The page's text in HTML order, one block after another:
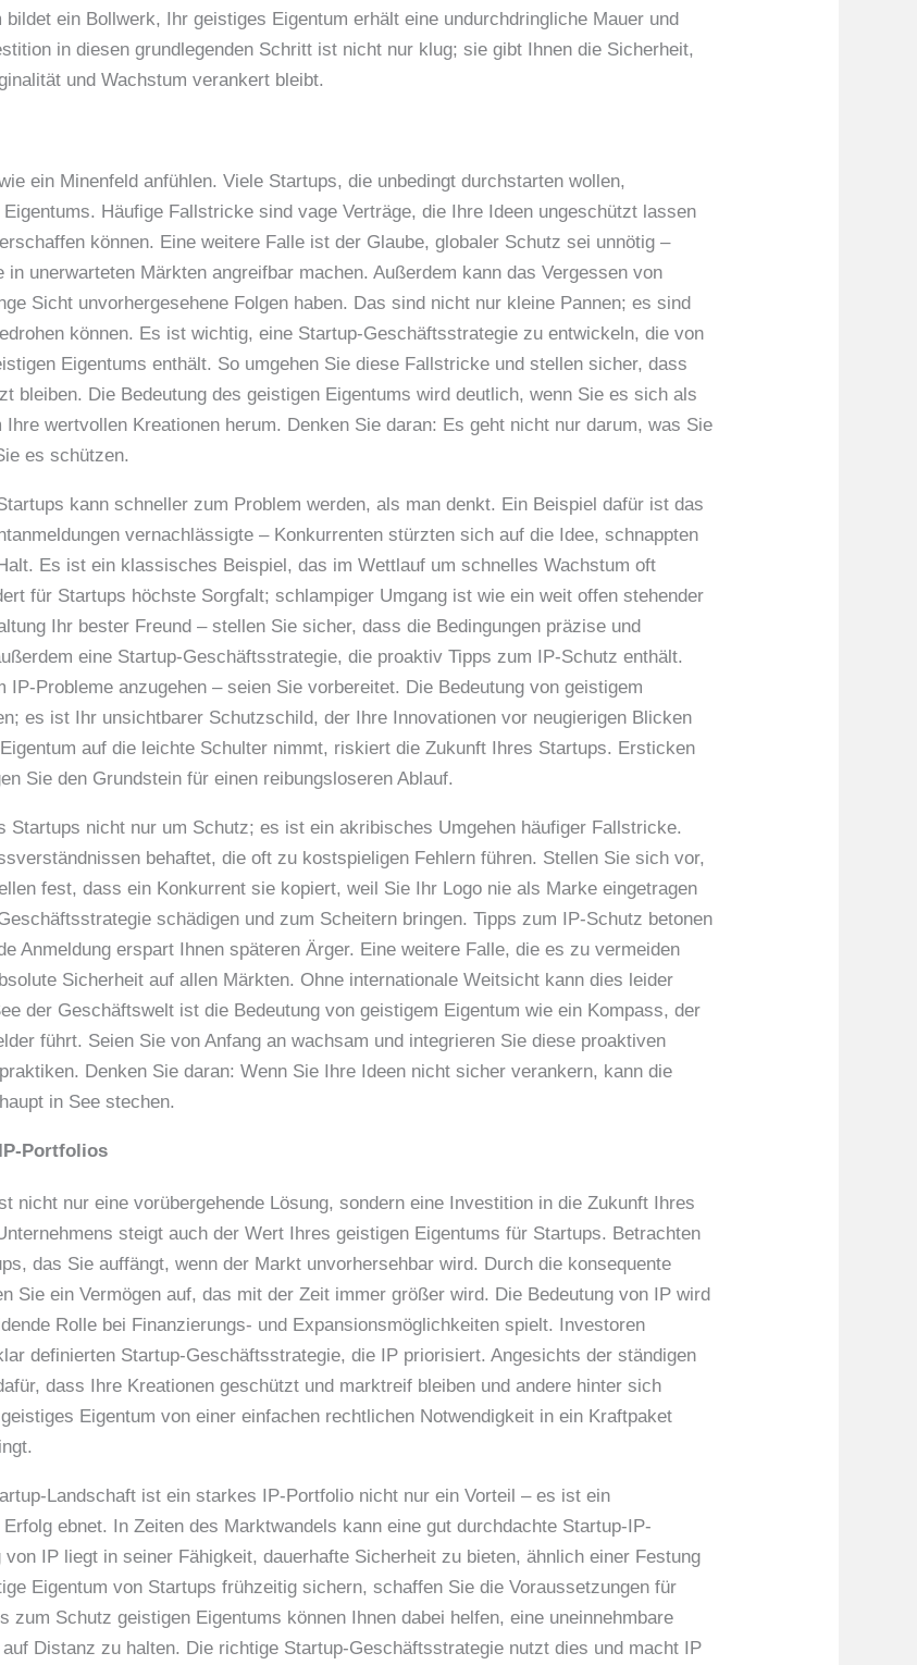
ein Bollwerk, Ihr geistiges Eigentum erhält eine undurchdringliche Mauer und
in diesen grundlegenden Schritt ist nicht nur klug; sie gibt Ihnen die Sicherheit,
und Wachstum verankert bleibt.
ein Minenfeld anfühlen. Viele Startups, die unbedingt durchstarten wollen,
Häufige Fallstricke sind vage Verträge, die Ihre Ideen ungeschützt lassen
können. Eine weitere Falle ist der Glaube, globaler Schutz sei unnötig –
unerwarteten Märkten angreifbar machen. Außerdem kann das Vergessen von
Sicht unvorhergesehene Folgen haben. Das sind nicht nur kleine Pannen; es sind
können. Es ist wichtig, eine Startup-Geschäftsstrategie zu entwickeln, die von
Eigentums enthält. So umgehen Sie diese Fallstricke und stellen sicher, dass
bleiben. Die Bedeutung des geistigen Eigentums wird deutlich, wenn Sie es sich als
wertvollen Kreationen herum. Denken Sie daran: Es geht nicht nur darum, was Sie
es schützen.
kann schneller zum Problem werden, als man denkt. Ein Beispiel dafür ist das
vernachlässigte – Konkurrenten stürzten sich auf die Idee, schnappten
Es ist ein klassisches Beispiel, das im Wettlauf um schnelles Wachstum oft
für Startups höchste Sorgfalt; schlampiger Umgang ist wie ein weit offen stehender
Ihr bester Freund – stellen Sie sicher, dass die Bedingungen präzise und
eine Startup-Geschäftsstrategie, die proaktiv Tipps zum IP-Schutz enthält.
Probleme anzugehen – seien Sie vorbereitet. Die Bedeutung von geistigem
es ist Ihr unsichtbarer Schutzschild, der Ihre Innovationen vor neugierigen Blicken
auf die leichte Schulter nimmt, riskiert die Zukunft Ihres Startups. Ersticken
Sie den Grundstein für einen reibungsloseren Ablauf.
Startups nicht nur um Schutz; es ist ein akribisches Umgehen häufiger Fallstricke.
behaftet, die oft zu kostspieligen Fehlern führen. Stellen Sie sich vor,
fest, dass ein Konkurrent sie kopiert, weil Sie Ihr Logo nie als Marke eingetragen
schädigen und zum Scheitern bringen. Tipps zum IP-Schutz betonen
Anmeldung erspart Ihnen späteren Ärger. Eine weitere Falle, die es zu vermeiden
Sicherheit auf allen Märkten. Ohne internationale Weitsicht kann dies leider
der Geschäftswelt ist die Bedeutung von geistigem Eigentum wie ein Kompass, der
führt. Seien Sie von Anfang an wachsam und integrieren Sie diese proaktiven
Denken Sie daran: Wenn Sie Ihre Ideen nicht sicher verankern, kann die
in See stechen.
Portfolios
nicht nur eine vorübergehende Lösung, sondern eine Investition in die Zukunft Ihres
steigt auch der Wert Ihres geistigen Eigentums für Startups. Betrachten
das Sie auffängt, wenn der Markt unvorhersehbar wird. Durch die konsequente
Sie ein Vermögen auf, das mit der Zeit immer größer wird. Die Bedeutung von IP wird
Rolle bei Finanzierungs- und Expansionsmöglichkeiten spielt. Investoren
definierten Startup-Geschäftsstrategie, die IP priorisiert. Angesichts der ständigen
dass Ihre Kreationen geschützt und marktreif bleiben und andere hinter sich
Eigentum von einer einfachen rechtlichen Notwendigkeit in ein Kraftpaket
Landschaft ist ein starkes IP-Portfolio nicht nur ein Vorteil – es ist ein
ebnet. In Zeiten des Marktwandels kann eine gut durchdachte Startup-IP-
IP liegt in seiner Fähigkeit, dauerhafte Sicherheit zu bieten, ähnlich einer Festung
Eigentum von Startups frühzeitig sichern, schaffen Sie die Voraussetzungen für
zum Schutz geistigen Eigentums können Ihnen dabei helfen, eine uneinnehmbare
Distanz zu halten. Die richtige Startup-Geschäftsstrategie nutzt dies und macht IP